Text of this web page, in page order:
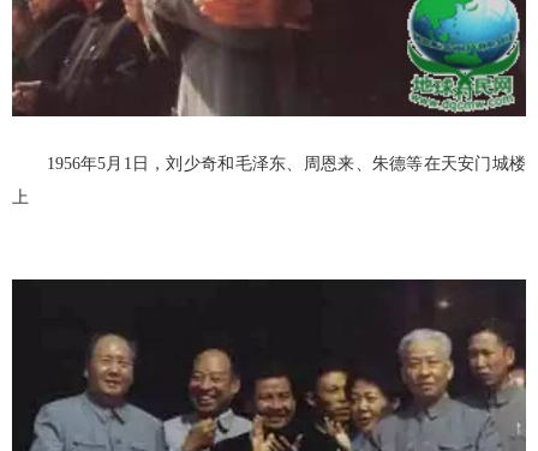
1956年5月1日，刘少奇和毛泽东、周恩来、朱德等在天安门城楼
上